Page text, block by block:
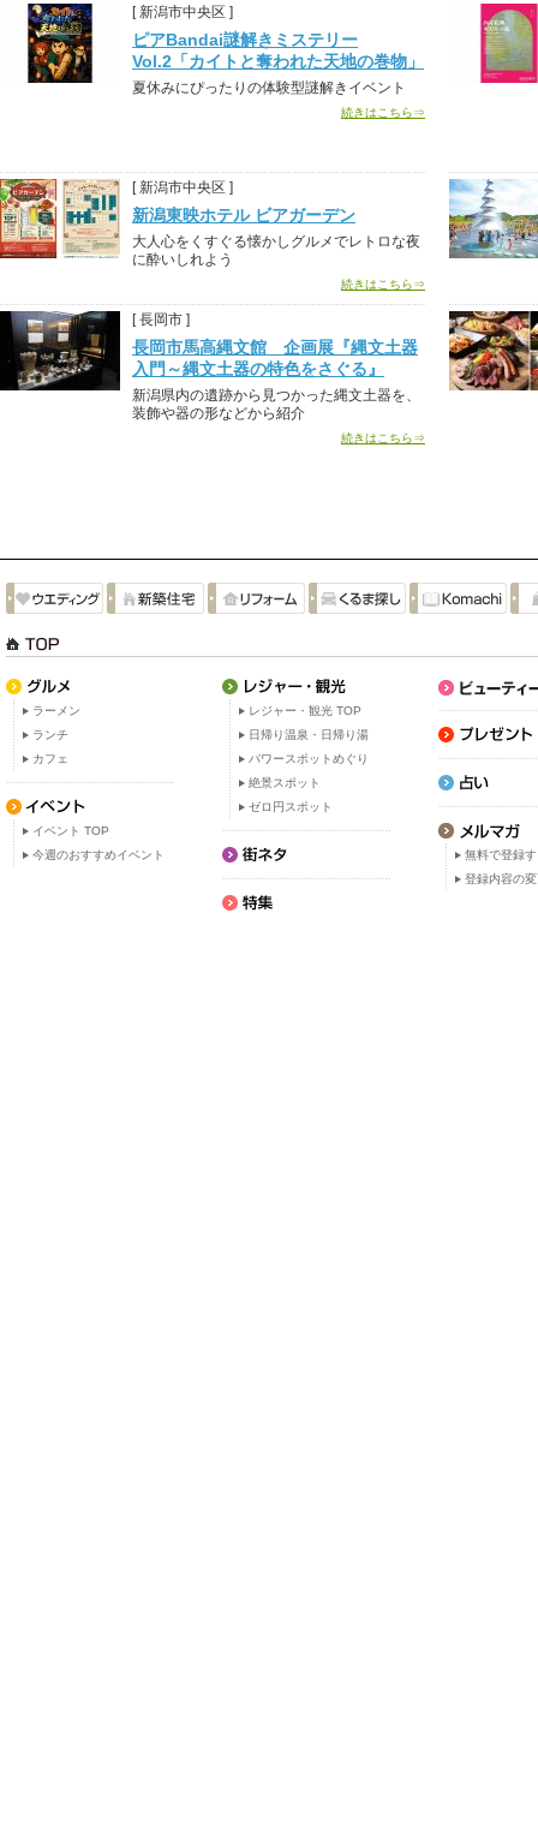
[ 新潟市中央区 ]
ピアBandai謎解きミステリー
Vol.2「カイトと奪われた天地の巻物」
夏休みにぴったりの体験型謎解きイベント
続きはこちら⇒
[ 新潟市中央区 ]
新潟東映ホテル ビアガーデン
大人心をくすぐる懐かしグルメでレトロな夜
に酔いしれよう
続きはこちら⇒
[ 長岡市 ]
長岡市馬高縄文館 企画展『縄文土器
入門～縄文土器の特色をさぐる』
新潟県内の遺跡から見つかった縄文土器を、
装飾や器の形などから紹介
続きはこちら⇒
ラーメン
ランチ
カフェ
イベント TOP
今週のおすすめイベント
レジャー・観光 TOP
日帰り温泉・日帰り湯
パワースポットめぐり
絶景スポット
ゼロ円スポット
無料で登録
登録内容の